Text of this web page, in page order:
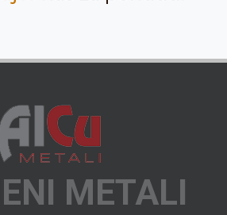
METALI